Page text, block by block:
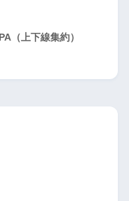
（上下線集約）